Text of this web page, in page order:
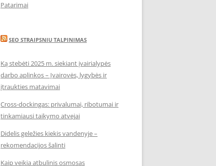
Patarimai
SEO STRAIPSNIU TALPINIMAS
Ką stebėti 2025 m. siekiant įvairialypės
darbo aplinkos – Įvairovės, lygybės ir
įtraukties matavimai
Cross-dockingas: privalumai, ribotumai ir
tinkamiausi taikymo atvejai
Didelis geležies kiekis vandenyje –
rekomendacijos šalinti
Kaip veikia atbulinis osmosas